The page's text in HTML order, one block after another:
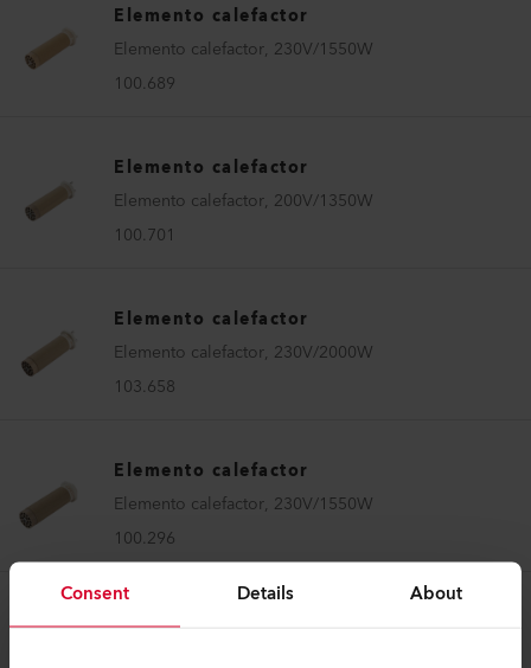
Consent Details About
Elemento calefactor
Elemento calefactor, 230V/1550W
100.689
Elemento calefactor
Elemento calefactor, 200V/1350W
100.701
Elemento calefactor
Elemento calefactor, 230V/2000W
103.658
Elemento calefactor
Elemento calefactor, 230V/1550W
100.296
Elemento calefactor